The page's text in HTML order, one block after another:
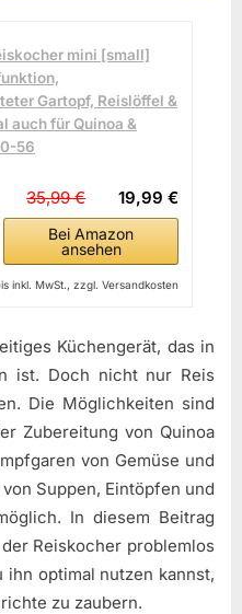
mini [small]
Gartopf, Reislöffel &
auch für Quinoa &
56
19,99 €
35,99 €
Bei Amazon
ansehen
inkl. MwSt., zzgl. Versandkosten
Küchengerät, das in
ist. Doch nicht nur Reis
Die Möglichkeiten sind
Zubereitung von Quinoa
von Gemüse und
Suppen, Eintöpfen und
In diesem Beitrag
Reiskocher problemlos
optimal nutzen kannst,
zu zaubern.